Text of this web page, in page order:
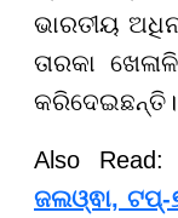
ଭାରତୀୟ
ତାରକା
କରିଦେଇଛନ୍ତି।
Also Read:
ଜଲଓ୍ଵା, ଟପ୍-